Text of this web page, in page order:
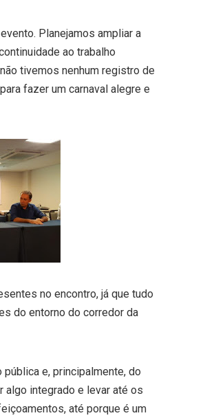
Planejamos ampliar a
ao trabalho
tivemos nenhum registro de
fazer um carnaval alegre e
no encontro, já que tudo
do entorno do corredor da
e, principalmente, do
algo integrado e levar até os
até porque é um